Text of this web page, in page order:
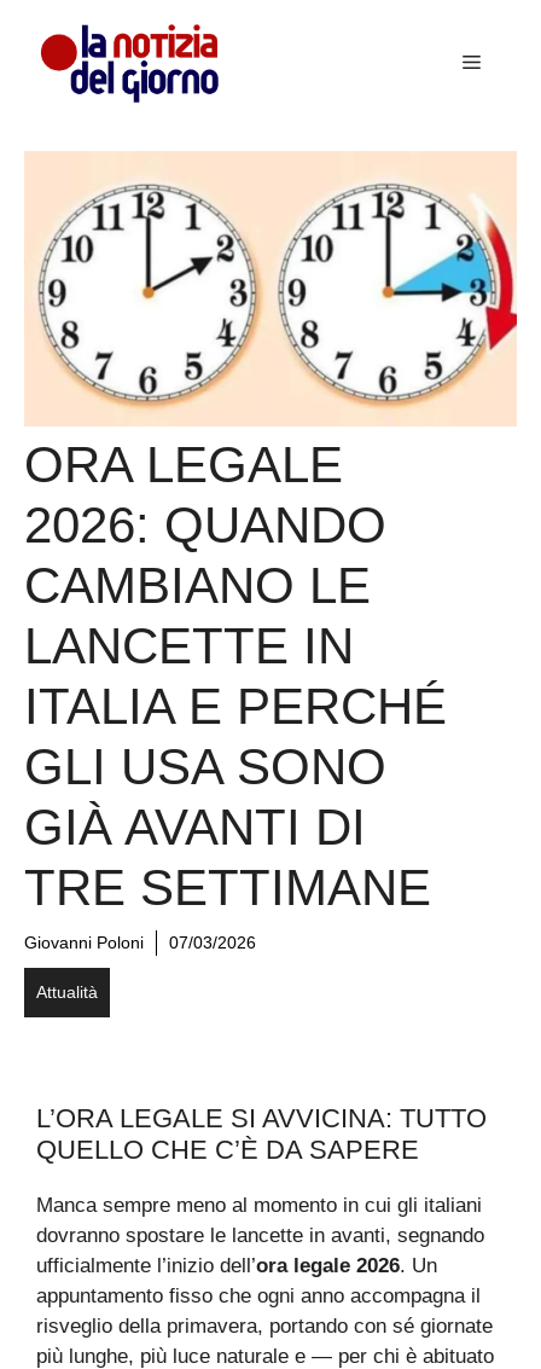
contenuto
Menu
ORA LEGALE
2026: QUANDO
CAMBIANO LE
LANCETTE IN
ITALIA E PERCHÉ
GLI USA SONO
GIÀ AVANTI DI
TRE SETTIMANE
Giovanni Poloni 07/03/2026
Attualità
L’ORA LEGALE SI AVVICINA: TUTTO
QUELLO CHE C’È DA SAPERE
Manca sempre meno al momento in cui gli italiani
dovranno spostare le lancette in avanti, segnando
ufficialmente l’inizio dell’ora legale 2026. Un
appuntamento fisso che ogni anno accompagna il
risveglio della primavera, portando con sé giornate
più lunghe, più luce naturale e — per chi è abituato